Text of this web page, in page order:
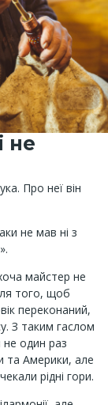
не
Про неї він
не мав ні з
майстер не
того, щоб
переконаний,
З таким гаслом
один раз
та Америки, але
рідні гори.